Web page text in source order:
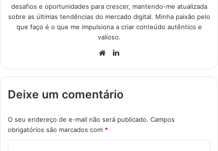
desafios e oportunidades para crescer, mantendo-me atualizada
sobre as últimas tendências do mercado digital. Minha paixão pelo
que faço é o que me impulsiona a criar conteúdo autêntico e
valioso.
Website
Deixe um comentário
O seu endereço de e-mail não será publicado. Campos
obrigatórios são marcados com *